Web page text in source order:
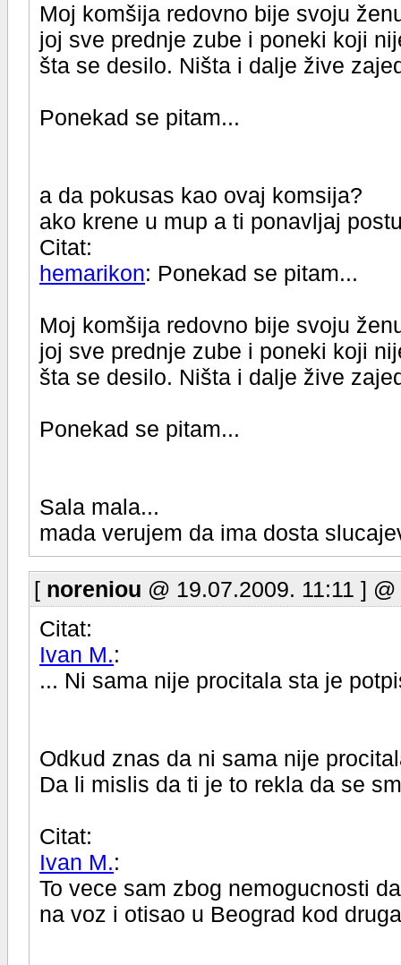
Moj komšija redovno bije svoju
joj sve prednje zube i poneki koji
šta se desilo. Ništa i dalje žive
Ponekad se pitam...
a da pokusas kao ovaj komsija?
ako krene u mup a ti ponavljaj
Citat:
hemarikon: Ponekad se pitam...
Moj komšija redovno bije svoju
joj sve prednje zube i poneki koji
šta se desilo. Ništa i dalje žive
Ponekad se pitam...
Sala mala...
mada verujem da ima dosta
[ noreniou @ 19.07.2009. 11:11 ] @
Citat:
Ivan M.:
... Ni sama nije procitala sta je
Odkud znas da ni sama nije
Da li mislis da ti je to rekla da se
Citat:
Ivan M.:
To vece sam zbog nemogucnosti
na voz i otisao u Beograd kod